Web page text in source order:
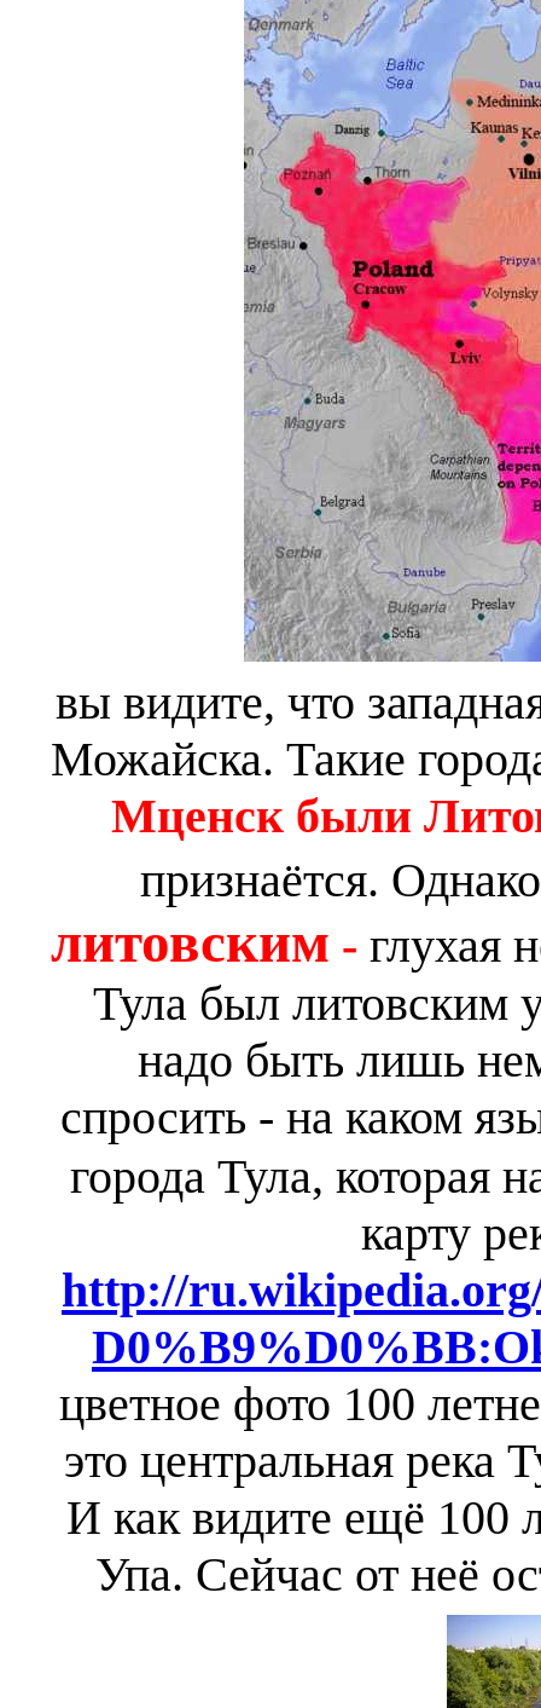
вы видите, что
Можайска. Такие
Мценск были
признаётся.
литовским - глухая
Тула был литовским
надо быть лишь
спросить - на каком
города Тула, которая
карту
http://
цветное фото 100
это центральная река
И как видите ещё 100
Упа. Сейчас от неё